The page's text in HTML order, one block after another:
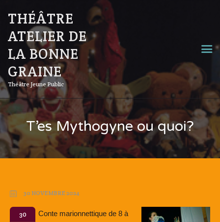
THÉÂTRE
ATELIER DE
LA BONNE
GRAINE
Théâtre Jeune Public
T’es Mythogyne ou quoi?
30 NOVEMBRE 2024
30
Conte marionnettique de 8 à